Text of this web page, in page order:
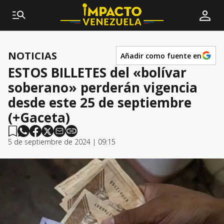
NOTICIAS Añadir como fuente en
ESTOS BILLETES del «bolívar
soberano» perderán vigencia
desde este 25 de septiembre
(+Gaceta)
5 de septiembre de 2024 | 09:15